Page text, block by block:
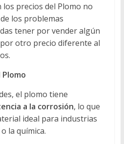
precios del Plomo no
los problemas
tener por vender algún
otro precio diferente al
el plomo tiene
a la corrosión, lo que
ideal para industrias
la química.